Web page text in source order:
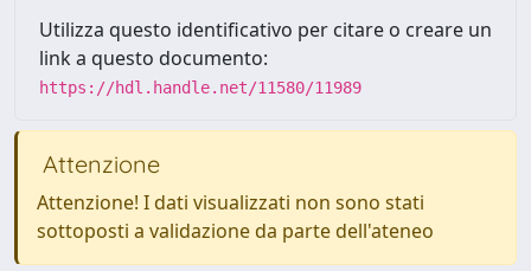
Utilizza questo identificativo per citare o creare un
link a questo documento:
https://hdl.handle.net/11580/11989
Attenzione
Attenzione! I dati visualizzati non sono stati
sottoposti a validazione da parte dell'ateneo